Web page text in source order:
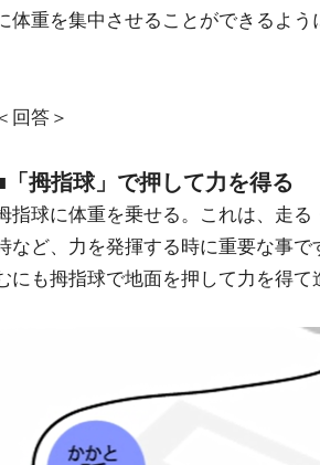
体重を集中させることができるよう
回答＞
「拇指球」で押して力を得る
指球に体重を乗せる。これは、走
など、力を発揮する時に重要な事
にも拇指球で地面を押して力を得て